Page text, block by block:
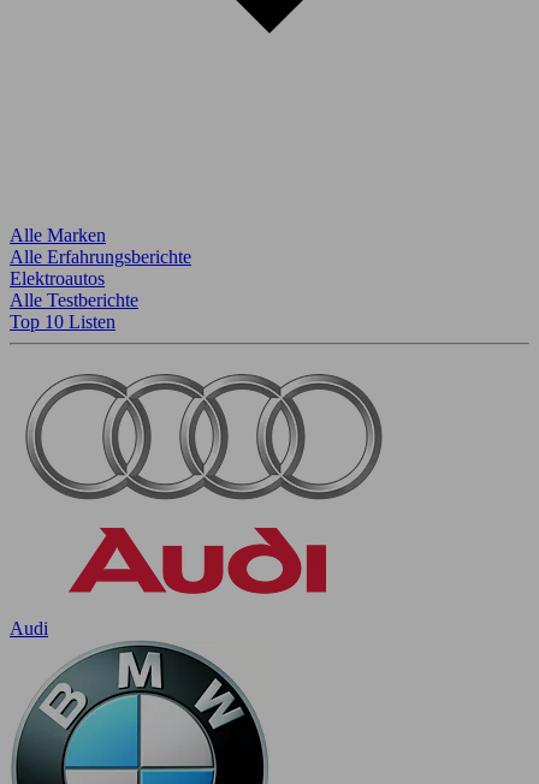
Alle Marken
Alle Erfahrungsberichte
Elektroautos
Alle Testberichte
Top 10 Listen
Audi